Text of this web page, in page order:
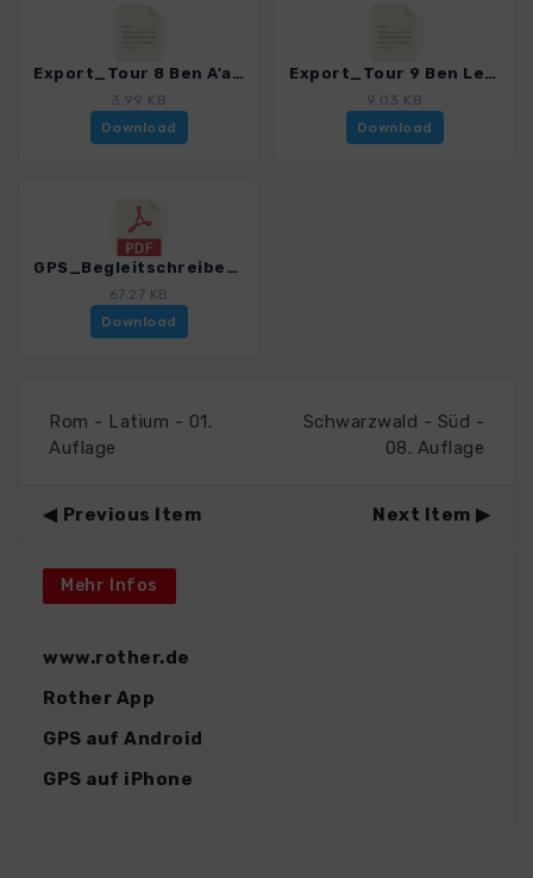
Export_Tour 8 Ben A'an_4001_4.gpx
3.99 KB
Download
Export_Tour 9 Ben Ledi_4001_4.gpx
9.03 KB
Download
GPS_Begleitschreiben_Download_4001_4.pdf
67.27 KB
Download
Rom - Latium - 01.
Auflage
Schwarzwald - Süd -
08. Auflage
Previous Item Next Item
Mehr Infos
www.rother.de
Rother App
GPS auf Android
GPS auf iPhone